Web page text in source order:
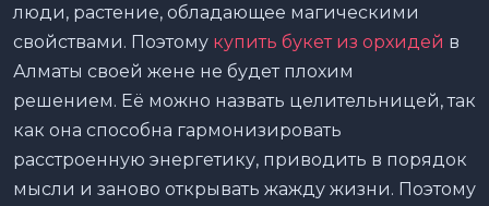
люди, растение, обладающее магическими
свойствами. Поэтому купить букет из орхидей в
Алматы своей жене не будет плохим
решением. Её можно назвать целительницей, так
как она способна гармонизировать
расстроенную энергетику, приводить в порядок
мысли и заново открывать жажду жизни. Поэтому